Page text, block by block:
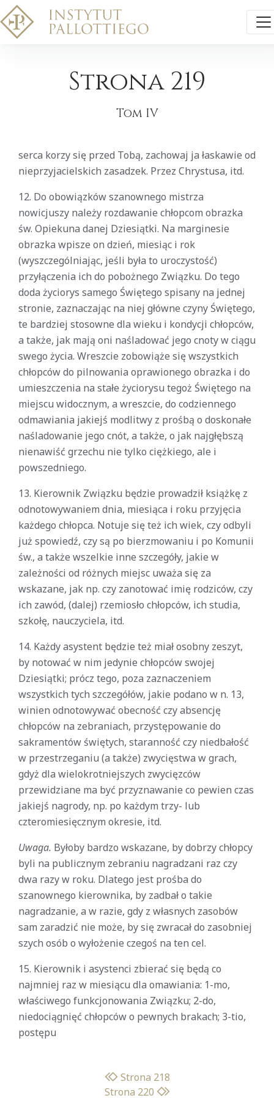
Strona 219
Tom IV
serca korzy się przed Tobą, zachowaj ja łaskawie od
nieprzyjacielskich zasadzek. Przez Chrystusa, itd.
12. Do obowiązków szanownego mistrza
nowicjuszy należy rozdawanie chłopcom obrazka
św. Opiekuna danej Dziesiątki. Na marginesie
obrazka wpisze on dzień, miesiąc i rok
(wyszczególniając, jeśli była to uroczystość)
przyłączenia ich do pobożnego Związku. Do tego
doda życiorys samego Świętego spisany na jednej
stronie, zaznaczając na niej główne czyny Świętego,
te bardziej stosowne dla wieku i kondycji chłopców,
a także, jak mają oni naśladować jego cnoty w ciągu
swego życia. Wreszcie zobowiąże się wszystkich
chłopców do pilnowania oprawionego obrazka i do
umieszczenia na stałe życiorysu tegoż Świętego na
miejscu widocznym, a wreszcie, do codziennego
odmawiania jakiejś modlitwy z prośbą o doskonałe
naśladowanie jego cnót, a także, o jak najgłębszą
nienawiść grzechu nie tylko ciężkiego, ale i
powszedniego.
13. Kierownik Związku będzie prowadził książkę z
odnotowywaniem dnia, miesiąca i roku przyjęcia
każdego chłopca. Notuje się też ich wiek, czy odbyli
już spowiedź, czy są po bierzmowaniu i po Komunii
św., a także wszelkie inne szczegóły, jakie w
zależności od różnych miejsc uważa się za
wskazane, jak np. czy zanotować imię rodziców, czy
ich zawód, (dalej) rzemiosło chłopców, ich studia,
szkołę, nauczyciela, itd.
14. Każdy asystent będzie też miał osobny zeszyt,
by notować w nim jedynie chłopców swojej
Dziesiątki; prócz tego, poza zaznaczeniem
wszystkich tych szczegółów, jakie podano w n. 13,
winien odnotowywać obecność czy absencję
chłopców na zebraniach, przystępowanie do
sakramentów świętych, staranność czy niedbałość
w przestrzeganiu (a także) zwycięstwa w grach,
gdyż dla wielokrotniejszych zwycięzców
przewidziane ma być przyznawanie co pewien czas
jakiejś nagrody, np. po każdym trzy- lub
czteromiesięcznym okresie, itd.
Uwaga. Byłoby bardzo wskazane, by dobrzy chłopcy
byli na publicznym zebraniu nagradzani raz czy
dwa razy w roku. Dlatego jest prośba do
szanownego kierownika, by zadbał o takie
nagradzanie, a w razie, gdy z własnych zasobów
sam zaradzić nie może, by się zwracał do zasobniej
szych osób o wyłożenie czegoś na ten cel.
15. Kierownik i asystenci zbierać się będą co
najmniej raz w miesiącu dla omawiania: 1-mo,
właściwego funkcjonowania Związku; 2-do,
niedociągnięć chłopców o pewnych brakach; 3-tio,
postępu
Strona 218
Strona 220